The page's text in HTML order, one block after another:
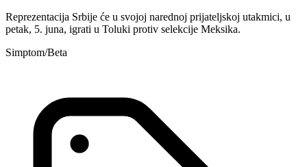
Reprezentacija Srbije će u svojoj narednoj prijateljskoj utakmici, u
petak, 5. juna, igrati u Toluki protiv selekcije Meksika.
Simptom/Beta